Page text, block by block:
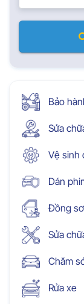
Bảo
Sửa
Vệ sinh
Dán
Đồng
Sửa
Chăm
Rửa xe